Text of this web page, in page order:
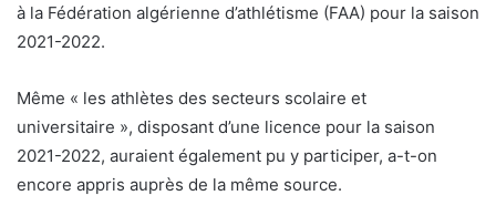
à la Fédération algérienne d’athlétisme (FAA) pour la saison
2021-2022.
Même « les athlètes des secteurs scolaire et
universitaire », disposant d’une licence pour la saison
2021-2022, auraient également pu y participer, a-t-on
encore appris auprès de la même source.